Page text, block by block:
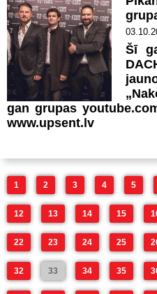
Šī
gan grupas
www.upsent.lv
1 2 3 4 5
12 13 14 15
22 23 24 25
32 33 34 35